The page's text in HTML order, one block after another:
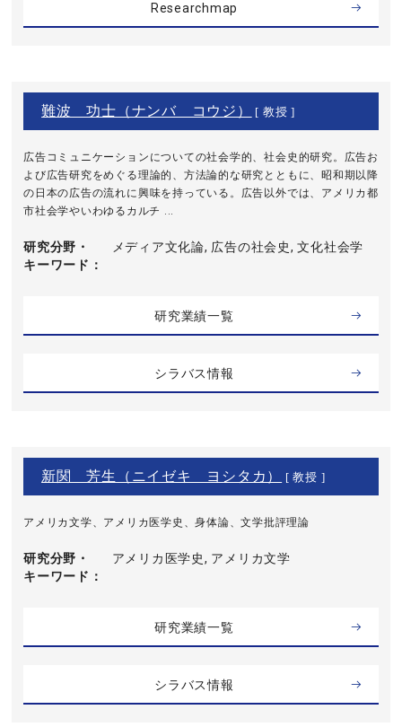
Researchmap
難波 功士（ナンバ コウジ） [ 教授 ]
広告コミュニケーションについての社会学的、社会史的研究。広告お
よび広告研究をめぐる理論的、方法論的な研究とともに、昭和期以降
の日本の広告の流れに興味を持っている。広告以外では、アメリカ都
市社会学やいわゆるカルチ ...
研究分野・
キーワード
メディア文化論, 広告の社会史, 文化社会学
研究業績一覧
シラバス情報
新関 芳生（ニイゼキ ヨシタカ） [ 教授 ]
アメリカ文学、アメリカ医学史、身体論、文学批評理論
研究分野・
キーワード
アメリカ医学史, アメリカ文学
研究業績一覧
シラバス情報